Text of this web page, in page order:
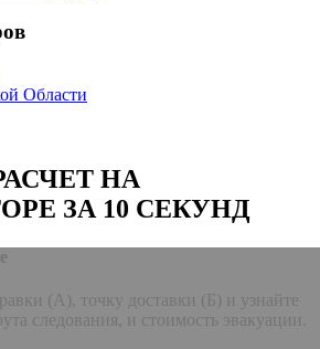
Области
НА
ЗА 10 СЕКУНД
(А), точку доставки (Б) и узнайте
следования, и стоимость эвакуации.